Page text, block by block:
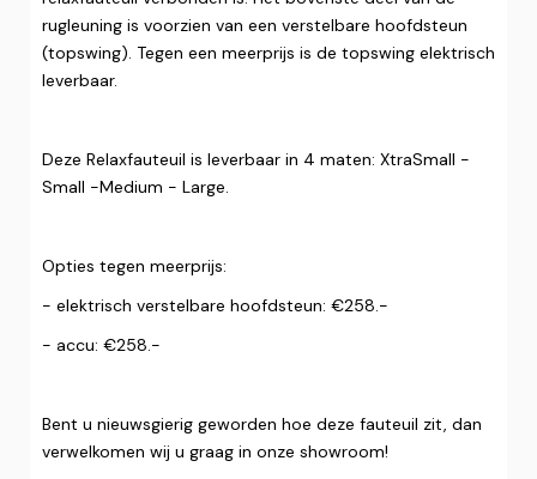
rugleuning is voorzien van een verstelbare hoofdsteun
(topswing). Tegen een meerprijs is de topswing elektrisch
leverbaar.
Deze Relaxfauteuil is leverbaar in 4 maten: XtraSmall -
Small -Medium - Large.
Opties tegen meerprijs:
- elektrisch verstelbare hoofdsteun: €258.-
- accu: €258.-
Bent u nieuwsgierig geworden hoe deze fauteuil zit, dan
verwelkomen wij u graag in onze showroom!